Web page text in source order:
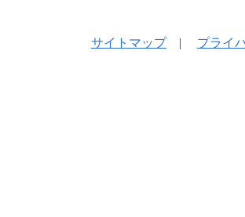
サイトマップ| プライ